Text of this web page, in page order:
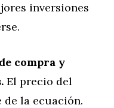
inversiones
compra y
El precio del
la ecuación.